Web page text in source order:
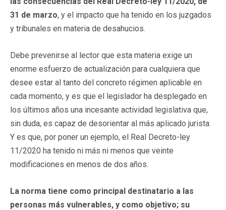
31 de marzo, y el impacto que ha tenido en los juzgados
y tribunales en materia de desahucios.
Debe prevenirse al lector que esta materia exige un
enorme esfuerzo de actualización para cualquiera que
desee estar al tanto del concreto régimen aplicable en
cada momento, y es que el legislador ha desplegado en
los últimos años una incesante actividad legislativa que,
sin duda, es capaz de desorientar al más aplicado jurista.
Y es que, por poner un ejemplo, el Real Decreto-ley
11/2020 ha tenido ni más ni menos que veinte
modificaciones en menos de dos años.
La norma tiene como principal destinatario a las
personas más vulnerables, y como objetivo; su